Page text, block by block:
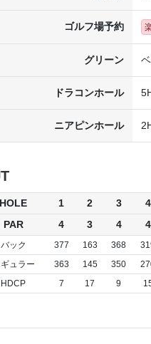
ゴルフ場予約
グリーン
ドラコンホール
ニアピンホール
HOLE 1 2 3 4
PAR
4 3 4 4
バック 377 163 368
ュラー
363 145 350
HDCP
7 17 9